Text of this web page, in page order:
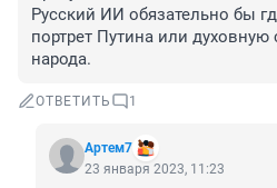
Русский ИИ обязательно бы
портрет Путина или духовную
народа.
ОТВЕТИТЬ 1
Артем7
23 января 2023, 11:23